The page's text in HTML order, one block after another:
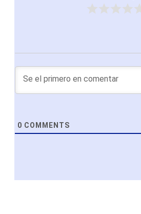
0 COMMENTS